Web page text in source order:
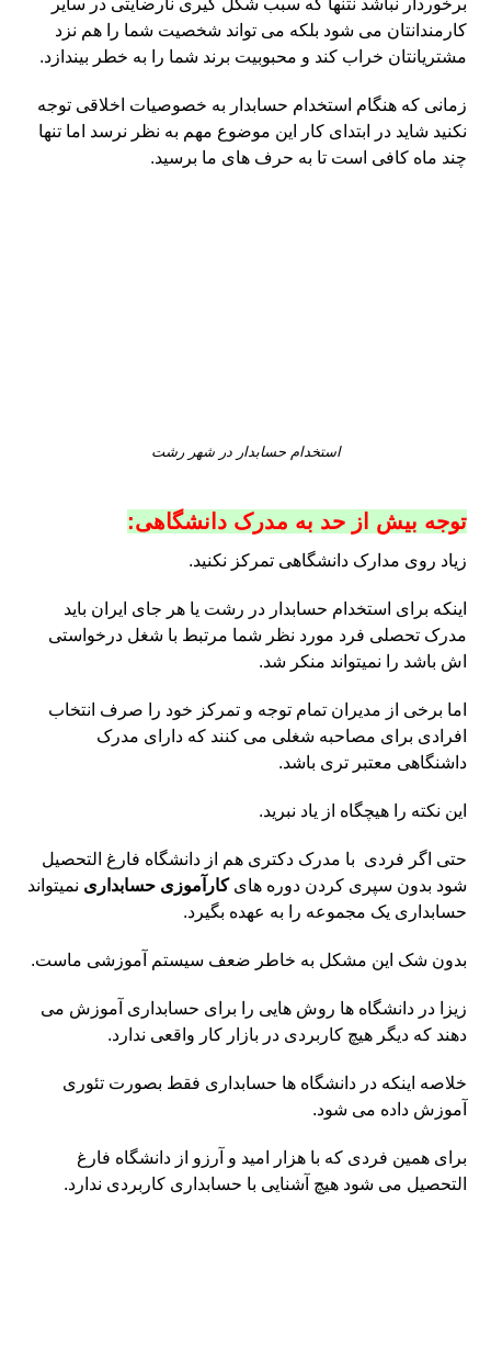
کارمندانتان می شود بلکه می تواند شخصیت شما را هم نزد
مشتریانتان خراب کند و محبوبیت برند شما را به خطر بیندازد.
زمانی که هنگام استخدام حسابدار به خصوصیات اخلاقی توجه
نکنید شاید در ابتدای کار این موضوع مهم به نظر نرسد اما تنها
چند ماه کافی است تا به حرف های ما برسید.
استخدام حسابدار در شهر رشت
توجه بیش از حد به مدرک دانشگاهی:
زیاد روی مدارک دانشگاهی تمرکز نکنید.
اینکه برای استخدام حسابدار در رشت یا هر جای ایران باید
مدرک تحصلی فرد مورد نظر شما مرتبط با شغل درخواستی
اش باشد را نمیتواند منکر شد.
اما برخی از مدیران تمام توجه و تمرکز خود را صرف انتخاب
افرادی برای مصاحبه شغلی می کنند که دارای مدرک
داشنگاهی معتبر تری باشد.
این نکته را هیچگاه از یاد نبرید.
حتی اگر فردی با مدرک دکتری هم از دانشگاه فارغ التحصیل
شود بدون سپری کردن دوره هایکارآموزی حسابداری نمیتواند
حسابداری یک مجموعه را به عهده بگیرد.
بدون شک این مشکل به خاطر ضعف سیستم آموزشی ماست.
زیزا در دانشگاه ها روش هایی را برای حسابداری آموزش می
دهند که دیگر هیچ کاربردی در بازار کار واقعی ندارد.
خلاصه اینکه در دانشگاه ها حسابداری فقط بصورت تئوری
آموزش داده می شود.
برای همین فردی که با هزار امید و آرزو از دانشگاه فارغ
التحصیل می شود هیچ آشنایی با حسابداری کاربردی ندارد.